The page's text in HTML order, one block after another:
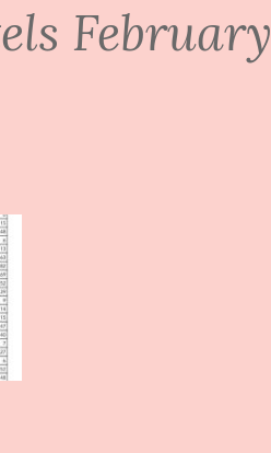
February